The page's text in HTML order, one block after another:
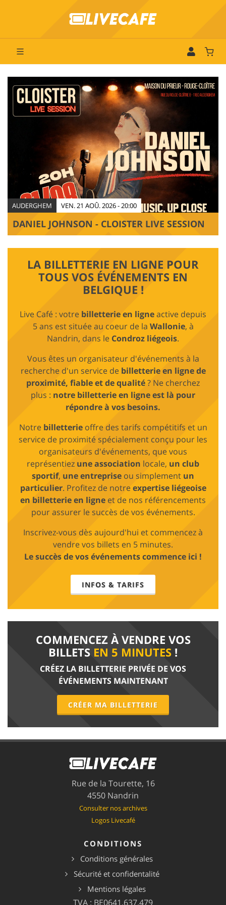
AUDERGHEM VEN. 21 AOÛ. 2026 - 20:00
DANIEL JOHNSON - CLOISTER LIVE SESSION
LA BILLETTERIE EN LIGNE POUR
TOUS VOS ÉVÉNEMENTS EN
BELGIQUE !
Live Café : votre billetterie en ligneactive depuis
5 ans est située au coeur de la Wallonie, à
Nandrin, dans le Condroz liégeois.
Vous êtes un organisateur d'événements à la
recherche d'un service de billetterie en ligne de
proximité, fiable et de qualité? Ne cherchez
plus : notre billetterie en ligne est là pour
répondre à vos besoins.
Notre billetterieoffre des tarifs compétitifs et un
service de proximité spécialement conçu pour les
organisateurs d'événements, que vous
représentiez une association locale, un club
sportif, une entreprise ou simplement un
particulier. Profitez de notreexpertise liégeoise
en billetterie en ligne et de nos référencements
pour assurer le succès de vos événements.
Inscrivez-vous dès aujourd'hui et commencez à
vendre vos billets en 5 minutes.
Le succès de vos événements commence ici !
INFOS & TARIFS
COMMENCEZ À VENDRE VOS
BILLETS EN 5 MINUTES !
CRÉEZ LA BILLETTERIE PRIVÉE DE VOS
ÉVÉNEMENTS MAINTENANT
CRÉER MA BILLETTERIE
Rue de la Tourette, 16
4550 Nandrin
Consulter nos archives
Logos Livecafé
CONDITIONS
Conditions générales
Sécurité et confidentalité
Mentions légales
TVA : BE0641.637.479